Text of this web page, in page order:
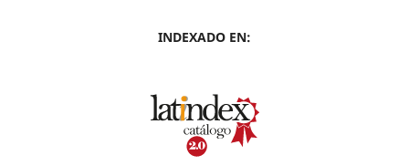
INDEXADO EN: